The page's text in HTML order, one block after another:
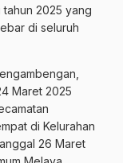
2025 yang
di seluruh
Maret 2025
di Kelurahan
26 Maret